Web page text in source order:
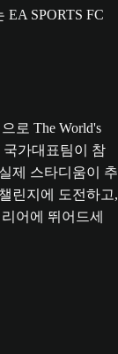
로 The World's
국가대표팀이 참
제 스타디움이 추
린지에 도전하고,
어에 뛰어드세